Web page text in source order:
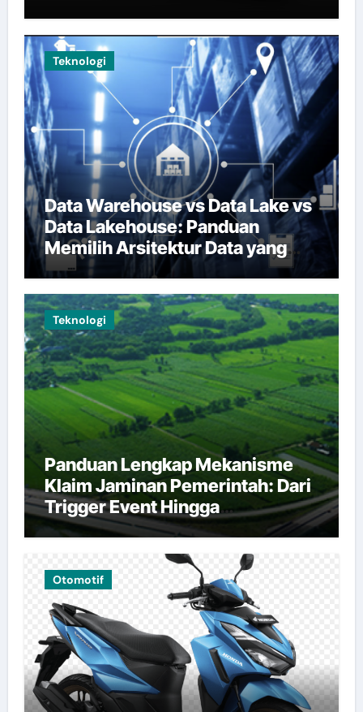
Teknologi
Data Warehouse vs Data Lake vs
Data Lakehouse: Panduan
Memilih Arsitektur Data yang
Tepat
Teknologi
Panduan Lengkap Mekanisme
Klaim Jaminan Pemerintah: Dari
Trigger Event Hingga
Pembayaran
Otomotif